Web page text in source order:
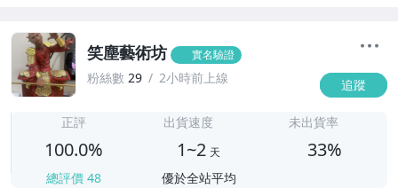
笑塵藝術坊 實名驗證
粉絲數 29 2小時前上線 追蹤
正評
100.0%
總評價 48
出貨速度
1~2 天
優於全站平均
未出貨率
33%